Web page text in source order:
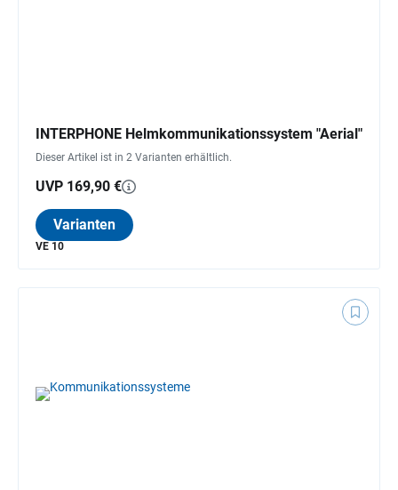
INTERPHONE Helmkommunikationssystem "Aerial"
Dieser Artikel ist in 2 Varianten erhältlich.
UVP 169,90 €
Varianten
VE 10